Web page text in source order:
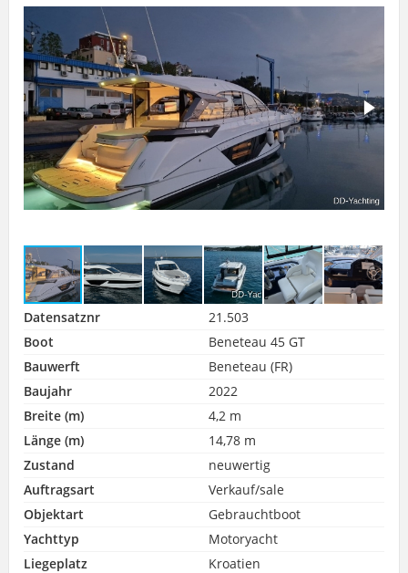
Datensatznr
21.503
Boot
Beneteau 45 GT
Bauwerft
Beneteau (FR)
Baujahr
2022
Breite (m)
4,2 m
Länge (m)
14,78 m
Zustand
neuwertig
Auftragsart
Verkauf/sale
Objektart
Gebrauchtboot
Yachttyp
Motoryacht
Liegeplatz
Kroatien